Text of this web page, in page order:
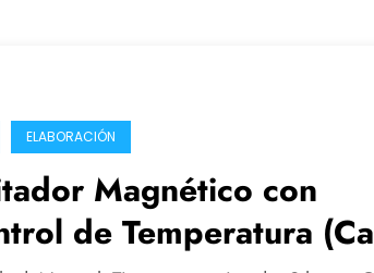
ELABORACIÓN
Magnético con
de Temperatura